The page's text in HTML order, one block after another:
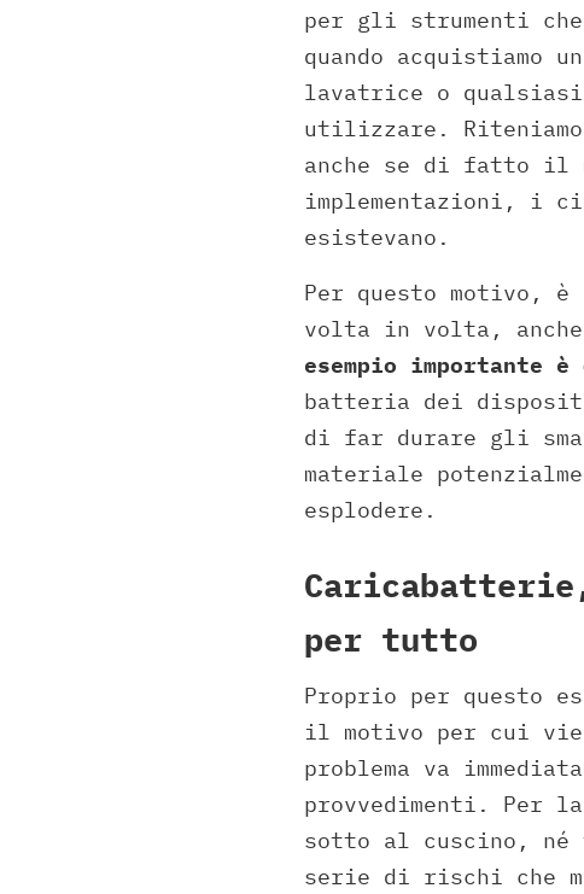
per gli strumenti
quando acquistiamo
lavatrice o
utilizzare.
anche se di fatto il
implementazioni, i
esistevano.
Per questo motivo,
volta in volta,
esempio importante
batteria dei
di far durare gli
materiale
esplodere.
per tutto
Proprio per questo
il motivo per cui
problema va
provvedimenti. Per
sotto al cuscino, né
serie di rischi che